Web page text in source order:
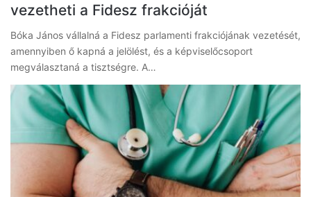
vezetheti a Fidesz frakcióját
Bóka János vállalná a Fidesz parlamenti frakciójának vezetését,
amennyiben ő kapná a jelölést, és a képviselőcsoport
megválasztaná a tisztségre. A…